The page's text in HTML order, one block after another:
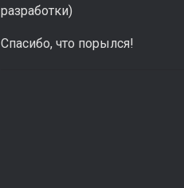
разработки)
Спасибо, что порылся!